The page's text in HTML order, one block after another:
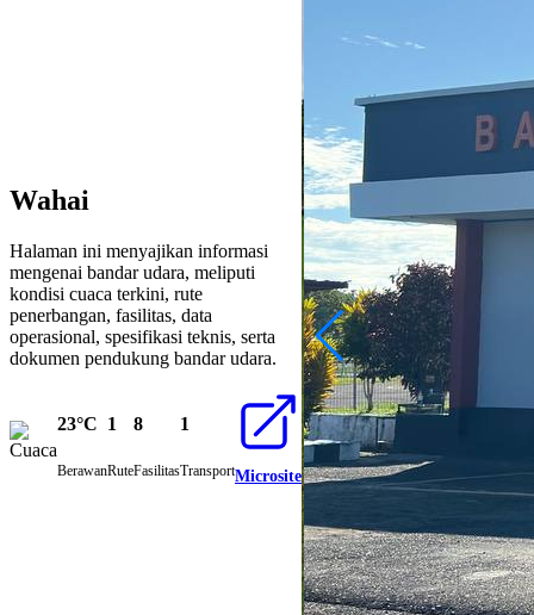
Wahai
Halaman ini menyajikan informasi
mengenai bandar udara, meliputi
kondisi cuaca terkini, rute
penerbangan, fasilitas, data
operasional, spesifikasi teknis, serta
dokumen pendukung bandar udara.
23°C
Berawan
1
Rute
8
Fasilitas
1
TransportMicrositeArea Kedatangan
Area Kedatangan
Jalan Akses Masuk
Kantin